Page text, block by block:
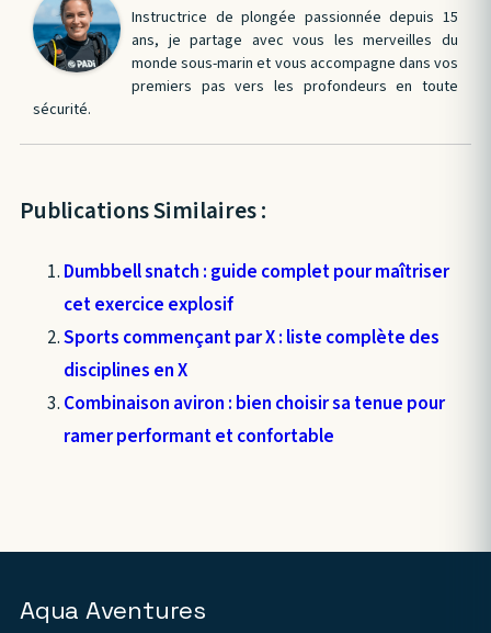
Instructrice de plongée passionnée depuis 15
ans, je partage avec vous les merveilles du
monde sous-marin et vous accompagne dans vos
premiers pas vers les profondeurs en toute
sécurité.
Publications Similaires :
Dumbbell snatch : guide complet pour maîtriser
cet exercice explosif
Sports commençant par X : liste complète des
disciplines en X
Combinaison aviron : bien choisir sa tenue pour
ramer performant et confortable
Aqua Aventures